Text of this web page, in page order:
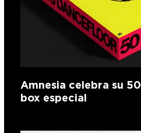
Amnesia celebra su
box especial